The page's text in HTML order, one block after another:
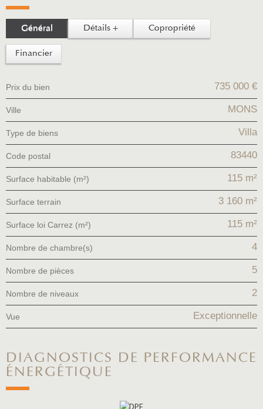
Général Détails + Copropriété
Financier
Prix du bien 735 000 €
Ville MONS
Type de biens Villa
Code postal 83440
Surface habitable (m²) 115 m²
surface terrain 3 160 m²
Surface loi Carrez (m²) 115 m²
Nombre de chambre(s) 4
Nombre de pièces 5
Nombre de niveaux 2
Vue Exceptionnelle
DIAGNOSTICS DE PERFORMANCE
ÉNERGÉTIQUE